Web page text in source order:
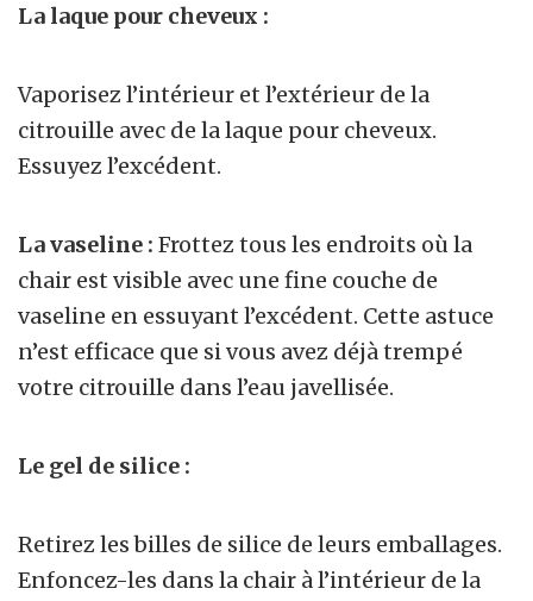
La laque pour cheveux :
Vaporisez l’intérieur et l’extérieur de la
citrouille avec de la laque pour cheveux.
Essuyez l’excédent.
La vaseline : Frottez tous les endroits où la
chair est visible avec une fine couche de
vaseline en essuyant l’excédent. Cette astuce
n’est efficace que si vous avez déjà trempé
votre citrouille dans l’eau javellisée.
Le gel de silice :
Retirez les billes de silice de leurs emballages.
Enfoncez-les dans la chair à l’intérieur de la